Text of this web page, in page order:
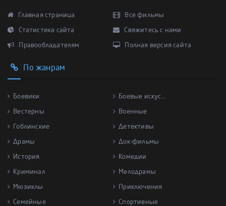
Главная страница Все фильмы
Статистика сайта Свяжитесь с нами
Правообладателям Полная версия сайта
По жанрам
Боевики Боевые искус...
Вестерны Военные
Гоблинские Детективы
Драмы Док-фильмы
История Комедии
Криминал Мелодрамы
Мюзиклы Приключения
Семейные Спортивные